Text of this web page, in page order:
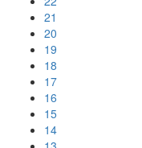
21
20
19
18
17
16
15
14